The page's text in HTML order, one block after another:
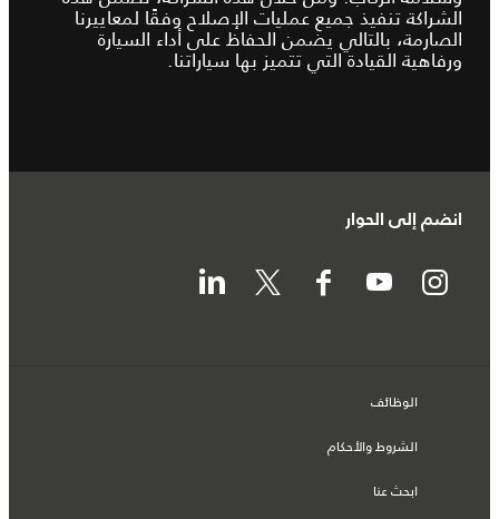
الشراكة تنفيذ جميع عمليات الإصلاح وفقًا لمعاييرنا
الصارمة، بالتالي يضمن الحفاظ على أداء السيارة
ورفاهية القيادة التي تتميز بها سياراتنا.
انضم إلى الحوار
الوظائف
الشروط والأحكام
ابحث عنا